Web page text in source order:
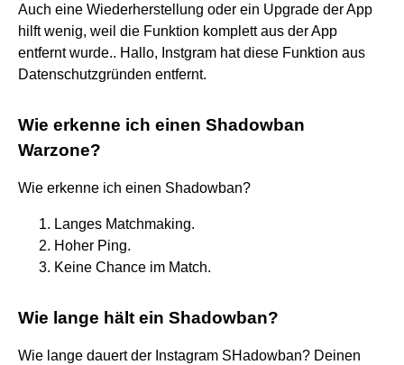
Auch eine Wiederherstellung oder ein Upgrade der App
hilft wenig, weil die Funktion komplett aus der App
entfernt wurde.. Hallo, Instgram hat diese Funktion aus
Datenschutzgründen entfernt.
Wie erkenne ich einen Shadowban
Warzone?
Wie erkenne ich einen Shadowban?
Langes Matchmaking.
Hoher Ping.
Keine Chance im Match.
Wie lange hält ein Shadowban?
Wie lange dauert der Instagram SHadowban? Deinen